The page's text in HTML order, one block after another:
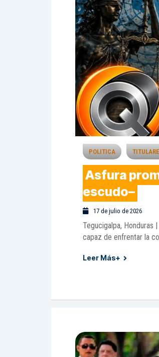
POLITICA
Asfura
escudo–
17 de julio de 2026
Tegucigalpa, Honduras
capaz de enfrentar la
Leer Más+